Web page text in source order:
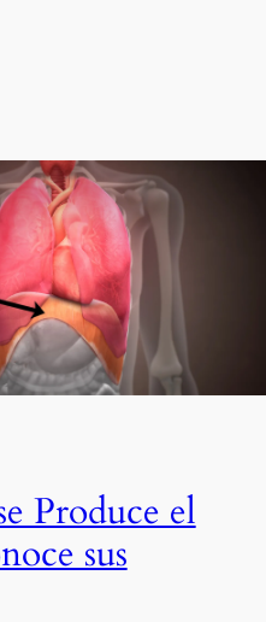
Produce el
sus